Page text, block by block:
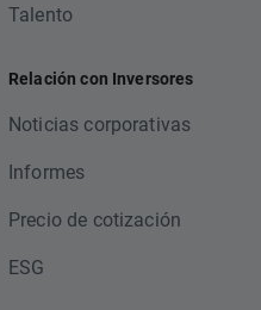
Talento
Relación con Inversores
Noticias corporativas
Informes
Precio de cotización
ESG